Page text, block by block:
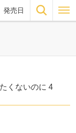
発売日
くないのに 4